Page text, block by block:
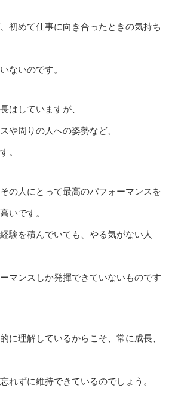
初めて仕事に向き合ったときの気持ち
ないのです。
はしていますが、
や周りの人への姿勢など、
。
の人にとって最高のパフォーマンスを
いです。
験を積んでいても、やる気がない人
マンスしか発揮できていないものです
に理解しているからこそ、常に成長、
れずに維持できているのでしょう。